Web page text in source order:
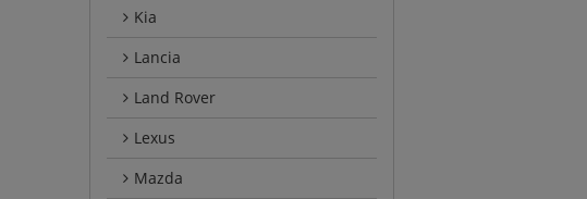
Kia
Lancia
Land Rover
Lexus
Mazda